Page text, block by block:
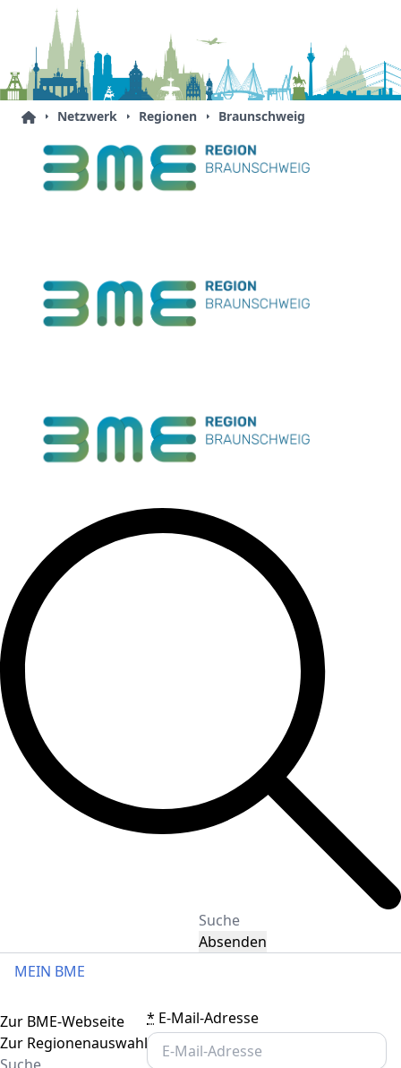
Netzwerk Regionen Braunschweig
Absenden
MEIN BME
* E-Mail-Adresse
Toggle navigation
Zur BME-Webseite
Zur Regionenauswahl